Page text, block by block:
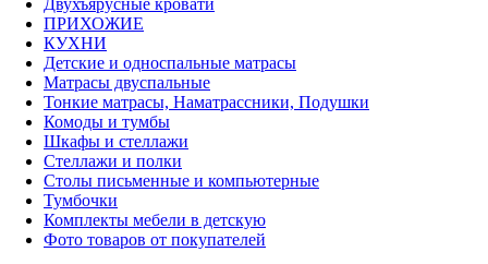
Двухъярусные кровати
ПРИХОЖИЕ
КУХНИ
Детские и односпальные матрасы
Матрасы двуспальные
Тонкие матрасы, Наматрассники, Подушки
Комоды и тумбы
Шкафы и стеллажи
Стеллажи и полки
Столы письменные и компьютерные
Тумбочки
Комплекты мебели в детскую
Фото товаров от покупателей